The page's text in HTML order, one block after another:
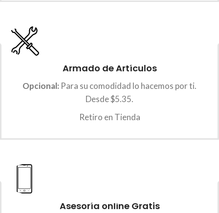
Armado de Artículos
Opcional: Para su comodidad lo hacemos por ti.
Desde $5.35.
Retiro en Tienda
Asesoría online Gratis